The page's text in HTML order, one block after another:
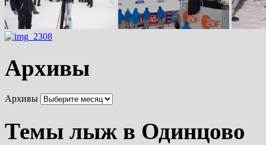
Архивы
Архивы
Темы лыж в Одинцово